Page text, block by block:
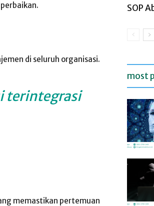
di seluruh organisasi.
terintegrasi
memastikan pertemuan
SOP
most